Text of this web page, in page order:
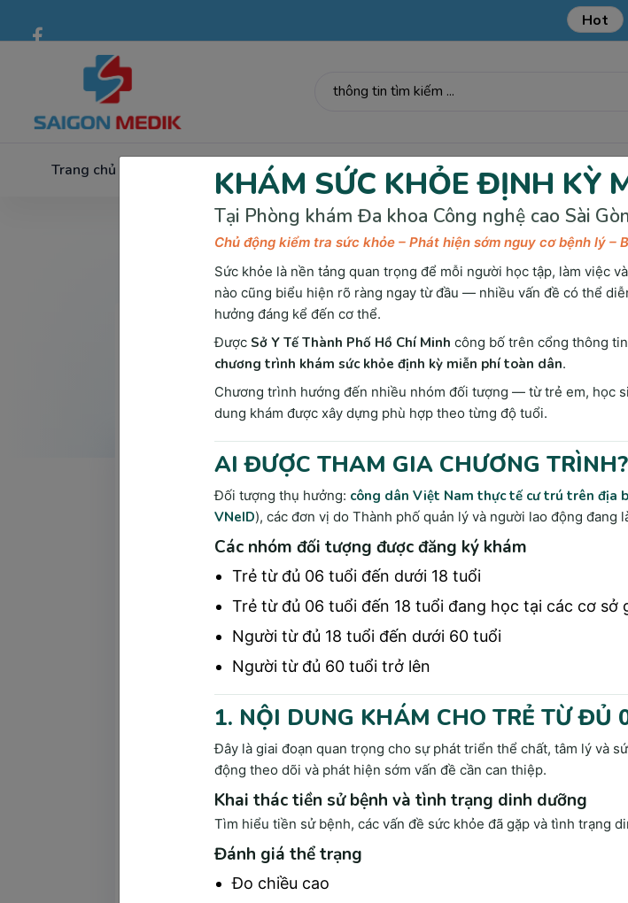
Hot
Trang chủ Dịch vụ Xét Nghiệm & Chuẩn Đoán Tầm Soát & Phòng
Trang chủ Khám sức khỏe tổng
Khám
Khám lâm sàng chính là hoạt động đầu tiên và quan trọng bậc nhất trong
sàng sẽ giúp cho các bác sĩ có thể đưa ra được đánh giá toàn diện về sức
bệnh nhân.
KHÁM SỨC KHỎE ĐỊNH KỲ
Tại Phòng khám Đa khoa Công nghệ cao Sài
Chủ động kiểm tra sức khỏe – Phát hiện sớm nguy cơ bệnh lý –
Sức khỏe là nền tảng quan trọng để mỗi người học tập, làm việc
nào cũng biểu hiện rõ ràng ngay từ đầu — nhiều vấn đề có thể
hưởng đáng kể đến cơ thể.
Được Sở Y Tế Thành Phố Hồ Chí Minh công bố trên cổng thông
chương trình khám sức khỏe định kỳ miễn phí toàn dân.
Chương trình hướng đến nhiều nhóm đối tượng — từ trẻ em, học
dung khám được xây dựng phù hợp theo từng độ tuổi.
AI ĐƯỢC THAM GIA CHƯƠNG TRÌNH?
Đối tượng thụ hưởng: công dân Việt Nam thực tế cư trú trên địa
VNeID), các đơn vị do Thành phố quản lý và người lao động đang
Các nhóm đối tượng được đăng ký khám
Trẻ từ đủ 06 tuổi đến dưới 18 tuổi
Trẻ từ đủ 06 tuổi đến 18 tuổi đang học tại các cơ sở
Người từ đủ 18 tuổi đến dưới 60 tuổi
Người từ đủ 60 tuổi trở lên
1. NỘI DUNG KHÁM CHO TRẺ TỪ ĐỦ
Đây là giai đoạn quan trọng cho sự phát triển thể chất, tâm lý và
động theo dõi và phát hiện sớm vấn đề cần can thiệp.
Khai thác tiền sử bệnh và tình trạng dinh dưỡng
Tìm hiểu tiền sử bệnh, các vấn đề sức khỏe đã gặp và tình trạng
Đánh giá thể trạng
Đo chiều cao